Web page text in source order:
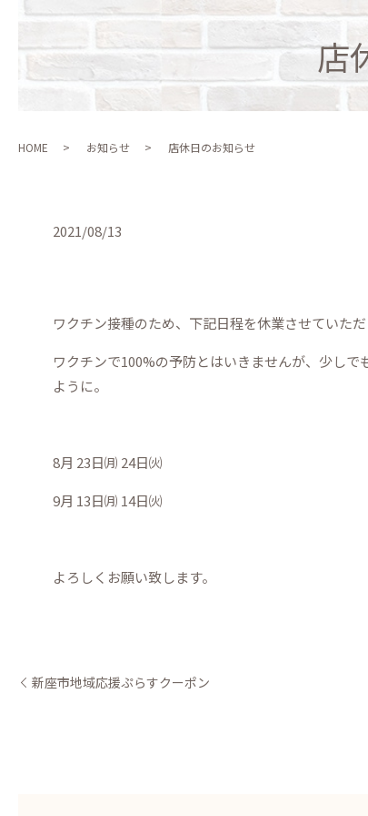
店
HOME お知らせ 店休日のお知らせ
2021/08/13
ワクチン接種のため、下記日程を休業させていただ
ワクチンで100%の予防とはいきませんが、少し
ように。
8月 23日㈪ 24日㈫
9月 13日㈪ 14日㈫
よろしくお願い致します。
新座市地域応援ぷらすクーポン